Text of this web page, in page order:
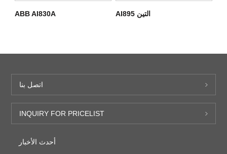
ABB AI830A التين AI895
اتصل بنا
INQUIRY FOR PRICELIST
أحدث الأخبار